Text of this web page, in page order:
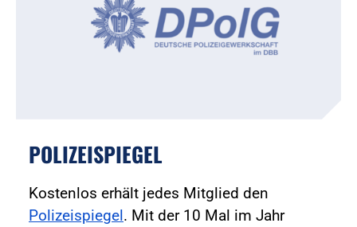
POLIZEISPIEGEL
Kostenlos erhält jedes Mitglied den
Polizeispiegel. Mit der 10 Mal im Jahr